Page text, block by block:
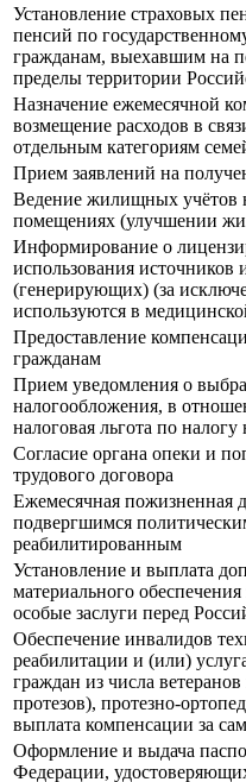
Установление страховых
пенсий по
гражданам, выехавшим на
пределы территории
Назначение ежемесячной
возмещение расходов в
отдельным категориям
Прием заявлений на
Ведение жилищных
помещениях (улучшении
Информирование о
использования
(генерирующих) (за
используются в
Предоставление
гражданам
Прием уведомления о
налогообложения, в
налоговая льгота по
Согласие органа опеки и
трудового договора
Ежемесячная пожизненная
подвергшимся
реабилитированным
Установление и выплата
материального
особые заслуги перед
Обеспечение инвалидов
реабилитации и (или)
граждан из числа
протезов), протезно-
выплата компенсации за
Оформление и выдача
Федерации,